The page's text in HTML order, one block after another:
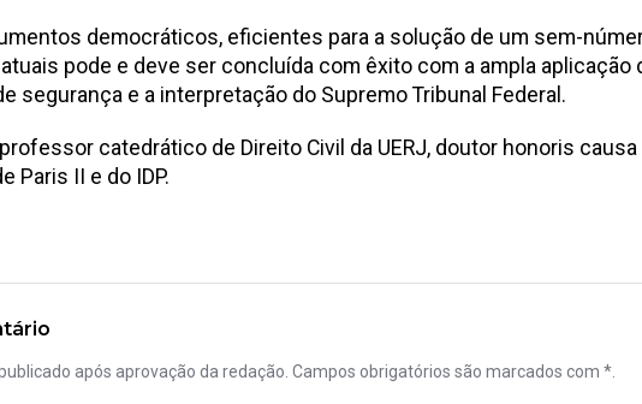
democráticos, eficientes para a solução de um sem-
pode e deve ser concluída com êxito com a ampla aplicação
segurança e a interpretação do Supremo Tribunal Federal.
catedrático de Direito Civil da UERJ, doutor honoris causa
Paris II e do IDP.
após aprovação da redação. Campos obrigatórios são marcados com *.